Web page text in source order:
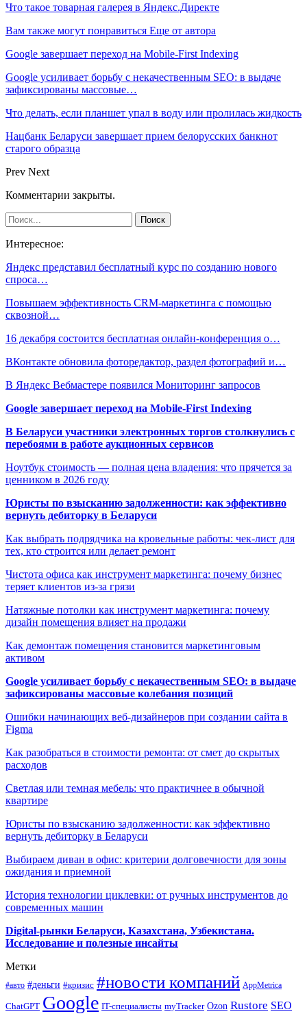
Что такое товарная галерея в Яндекс.Директе
Вам также могут понравиться Еще от автора
Google завершает переход на Mobile-First Indexing
Google усиливает борьбу с некачественным SEO: в выдаче
зафиксированы массовые…
Что делать, если планшет упал в воду или пролилась жидкость
Нацбанк Беларуси завершает прием белорусских банкнот
старого образца
Prev Next
Комментарии закрыты.
Интересное:
Яндекс представил бесплатный курс по созданию нового
спроса…
Повышаем эффективность CRM-маркетинга с помощью
сквозной…
16 декабря состоится бесплатная онлайн-конференция о…
ВКонтакте обновила фоторедактор, раздел фотографий и…
В Яндекс Вебмастере появился Мониторинг запросов
Google завершает переход на Mobile-First Indexing
В Беларуси участники электронных торгов столкнулись с
перебоями в работе аукционных сервисов
Ноутбук стоимость — полная цена владения: что прячется за
ценником в 2026 году
Юристы по взысканию задолженности: как эффективно
вернуть дебиторку в Беларуси
Как выбрать подрядчика на кровельные работы: чек-лист для
тех, кто строится или делает ремонт
Чистота офиса как инструмент маркетинга: почему бизнес
теряет клиентов из-за грязи
Натяжные потолки как инструмент маркетинга: почему
дизайн помещения влияет на продажи
Как демонтаж помещения становится маркетинговым
активом
Google усиливает борьбу с некачественным SEO: в выдаче
зафиксированы массовые колебания позиций
Ошибки начинающих веб-дизайнеров при создании сайта в
Figma
Как разобраться в стоимости ремонта: от смет до скрытых
расходов
Светлая или темная мебель: что практичнее в обычной
квартире
Юристы по взысканию задолженности: как эффективно
вернуть дебиторку в Беларуси
Выбираем диван в офис: критерии долговечности для зоны
ожидания и приемной
История технологии циклевки: от ручных инструментов до
современных машин
Digital-рынки Беларуси, Казахстана, Узбекистана.
Исследование и полезные инсайты
Метки
#авто #деньги #кризис #новости компаний AppMetrica
ChatGPT Google IT-специалисты myTracker Ozon Rustore SEO